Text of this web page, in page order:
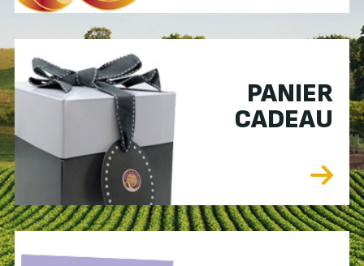
PANIER
CADEAU